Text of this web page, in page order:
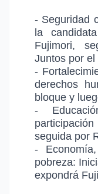
- Seguridad
la
Fujimori,
Juntos por
-
derechos
bloque y
-
seguida por
-
pobreza:
expondrá